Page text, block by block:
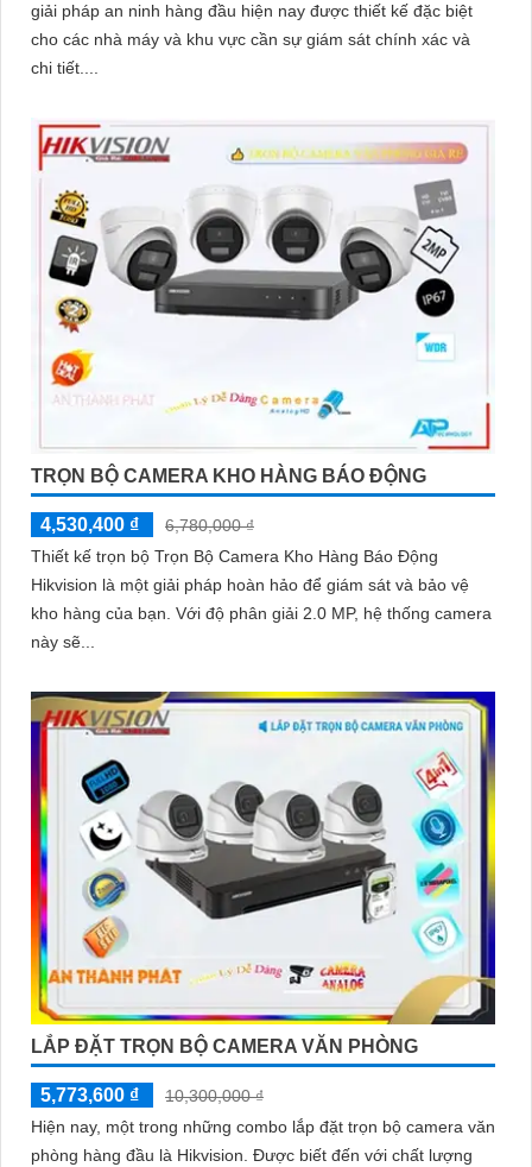
giải pháp an ninh hàng đầu hiện nay được thiết kế đặc biệt
cho các nhà máy và khu vực cần sự giám sát chính xác và
chi tiết....
TRỌN BỘ CAMERA KHO HÀNG BÁO ĐỘNG
4,530,400 ₫
6,780,000 ₫
Thiết kế trọn bộ Trọn Bộ Camera Kho Hàng Báo Động
Hikvision là một giải pháp hoàn hảo để giám sát và bảo vệ
kho hàng của bạn. Với độ phân giải 2.0 MP, hệ thống camera
này sẽ...
LẮP ĐẶT TRỌN BỘ CAMERA VĂN PHÒNG
5,773,600 ₫
10,300,000 ₫
Hiện nay, một trong những combo lắp đặt trọn bộ camera văn
phòng hàng đầu là Hikvision. Được biết đến với chất lượng